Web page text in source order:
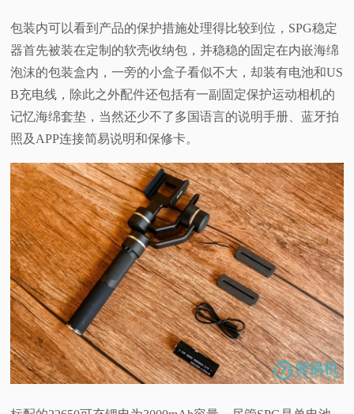
包装内可以看到产品的保护措施处理得比较到位，SPG稳定
器首先被装在定制的软壳收纳包，并稳稳的固定在内嵌海绵
泡沫的包装盒内，一旁的小盒子看似不大，却装有电池和US
B充电线，除此之外配件还包括有一副固定保护运动相机的
记忆海绵套垫，当然还少不了多国语言的说明手册、蓝牙拍
照及APP连接简易说明和保修卡。